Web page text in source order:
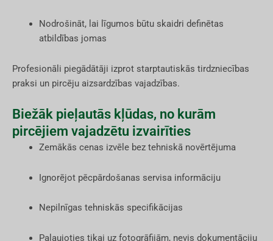
Nodrošināt, lai līgumos būtu skaidri definētas
atbildības jomas
Profesionāli piegādātāji izprot starptautiskās tirdzniecības
praksi un pircēju aizsardzības vajadzības.
Biežāk pieļautās kļūdas, no kurām
pircējiem vajadzētu izvairīties
Zemākās cenas izvēle bez tehniskā novērtējuma
Ignorējot pēcpārdošanas servisa informāciju
Nepilnīgas tehniskās specifikācijas
Paļaujoties tikai uz fotogrāfijām, nevis dokumentāciju